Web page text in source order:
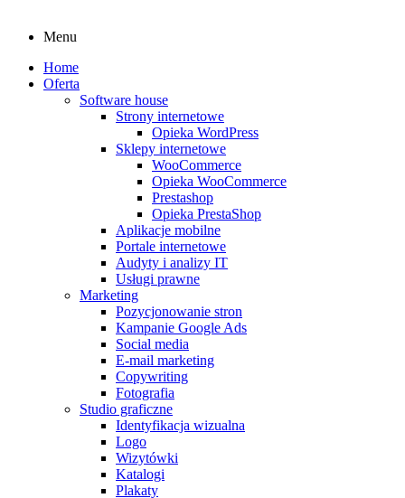
Menu
Home
Oferta
Software house
Strony internetowe
Opieka WordPress
Sklepy internetowe
WooCommerce
Opieka WooCommerce
Prestashop
Opieka PrestaShop
Aplikacje mobilne
Portale internetowe
Audyty i analizy IT
Usługi prawne
Marketing
Pozycjonowanie stron
Kampanie Google Ads
Social media
E-mail marketing
Copywriting
Fotografia
Studio graficzne
Identyfikacja wizualna
Logo
Wizytówki
Katalogi
Plakaty